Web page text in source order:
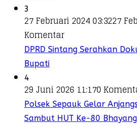
3
27 Februari 2024 03:3227
Komentar
DPRD Sintang Serahkan
Bupati
4
29 Juni 2026 11:170
Polsek Sepauk Gelar
Sambut HUT Ke-80